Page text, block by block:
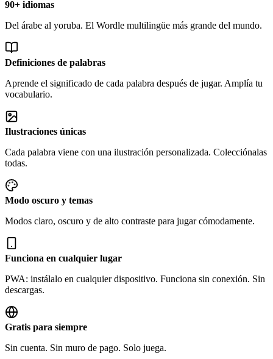
90+ idiomas
Del árabe al yoruba. El Wordle multilingüe más grande del mundo.
Definiciones de palabras
Aprende el significado de cada palabra después de jugar. Amplía tu
vocabulario.
Ilustraciones únicas
Cada palabra viene con una ilustración personalizada. Colecciónalas
todas.
Modo oscuro y temas
Modos claro, oscuro y de alto contraste para jugar cómodamente.
Funciona en cualquier lugar
PWA: instálalo en cualquier dispositivo. Funciona sin conexión. Sin
descargas.
Gratis para siempre
Sin cuenta. Sin muro de pago. Solo juega.